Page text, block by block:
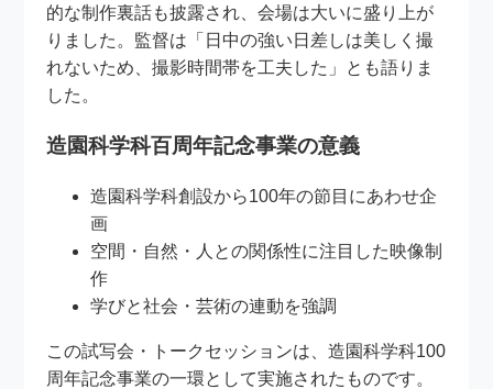
的な制作裏話も披露され、会場は大いに盛り上が
りました。監督は「日中の強い日差しは美しく撮
れないため、撮影時間帯を工夫した」とも語りま
した。
造園科学科百周年記念事業の意義
造園科学科創設から100年の節目にあわせ企
画
空間・自然・人との関係性に注目した映像制
作
学びと社会・芸術の連動を強調
この試写会・トークセッションは、造園科学科100
周年記念事業の一環として実施されたものです。